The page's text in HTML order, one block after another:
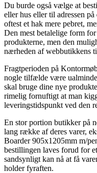
Du burde også vælge at
eller hus eller til adressen
oftest et hak mere pebret,
Den mest betalelige form
produkterne, men den
nærheden af webbutikkens
Fragtperioden på
nogle tilfælde være
skal bruge dine nye
rimelig fornuftigt at man
leveringstidspunkt ved den
En stor portion butikker på
lang række af deres varer,
Boarder 905x1205mm m/
bestillingen laves forud for
sandsynligt kan nå at få
holder fyraften.